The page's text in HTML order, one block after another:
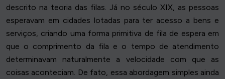
descrito na teoria das filas. Já no século XIX, as pessoas
esperavam em cidades lotadas para ter acesso a bens e
serviços, criando uma forma primitiva de fila de espera em
que o comprimento da fila e o tempo de atendimento
determinavam naturalmente a velocidade com que as
coisas aconteciam. De fato, essa abordagem simples ainda